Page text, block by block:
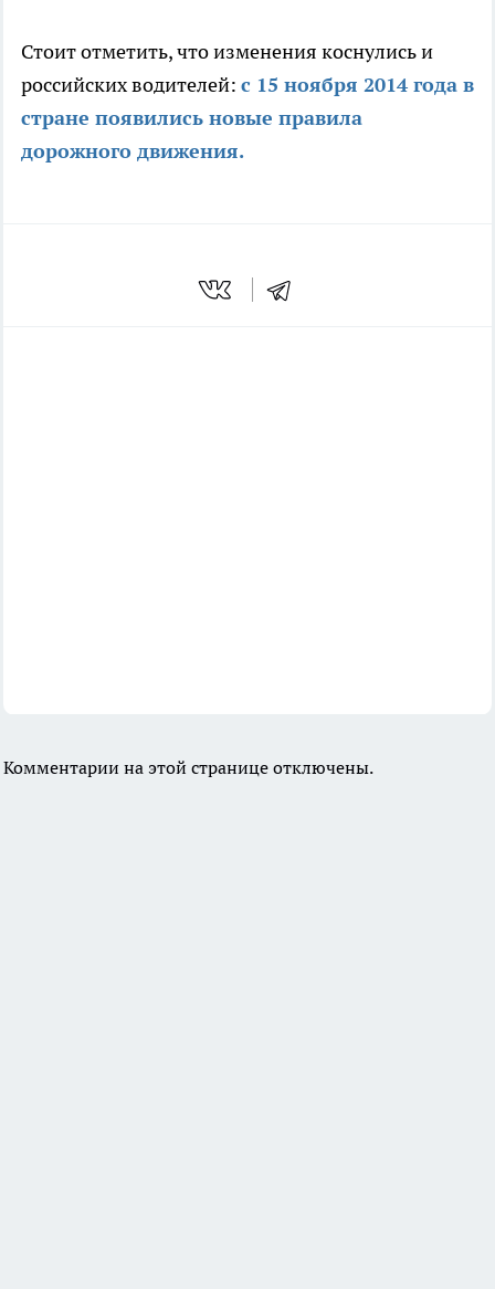
Стоит отметить, что изменения коснулись и
российских водителей: с 15 ноября 2014 года в
стране появились новые правила
дорожного движения.
Комментарии на этой странице отключены.